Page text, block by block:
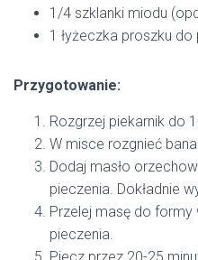
1/4 szklanki miodu
1 łyżeczka proszku do
Przygotowanie:
Rozgrzej piekarnik do
W misce rozgnieć
Dodaj masło
pieczenia. Dokładnie
Przelej masę do formy
pieczenia.